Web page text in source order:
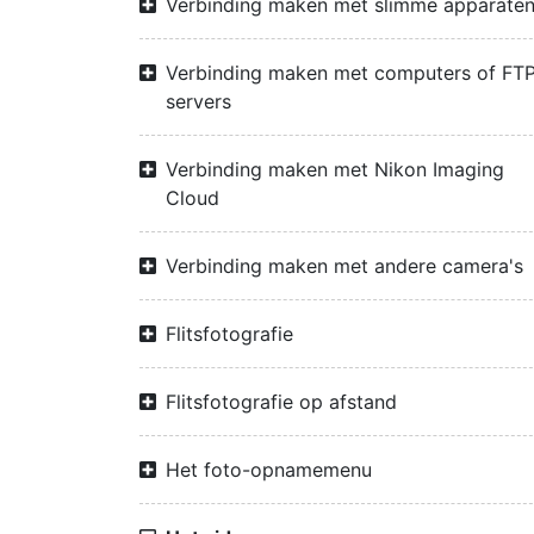
Verbinding maken met slimme apparaten
Verbinding maken met computers of
servers
Verbinding maken met Nikon Imaging
Cloud
Verbinding maken met andere camera's
Flitsfotografie
Flitsfotografie op afstand
Het foto-opnamemenu